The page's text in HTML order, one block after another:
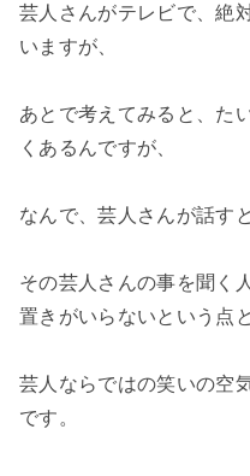
芸人さんがテレビで、絶
いますが、
あとで考えてみると、た
くあるんですが、
なんで、芸人さんが話す
その芸人さんの事を聞く
置きがいらないという点と
芸人ならではの笑いの空
です。